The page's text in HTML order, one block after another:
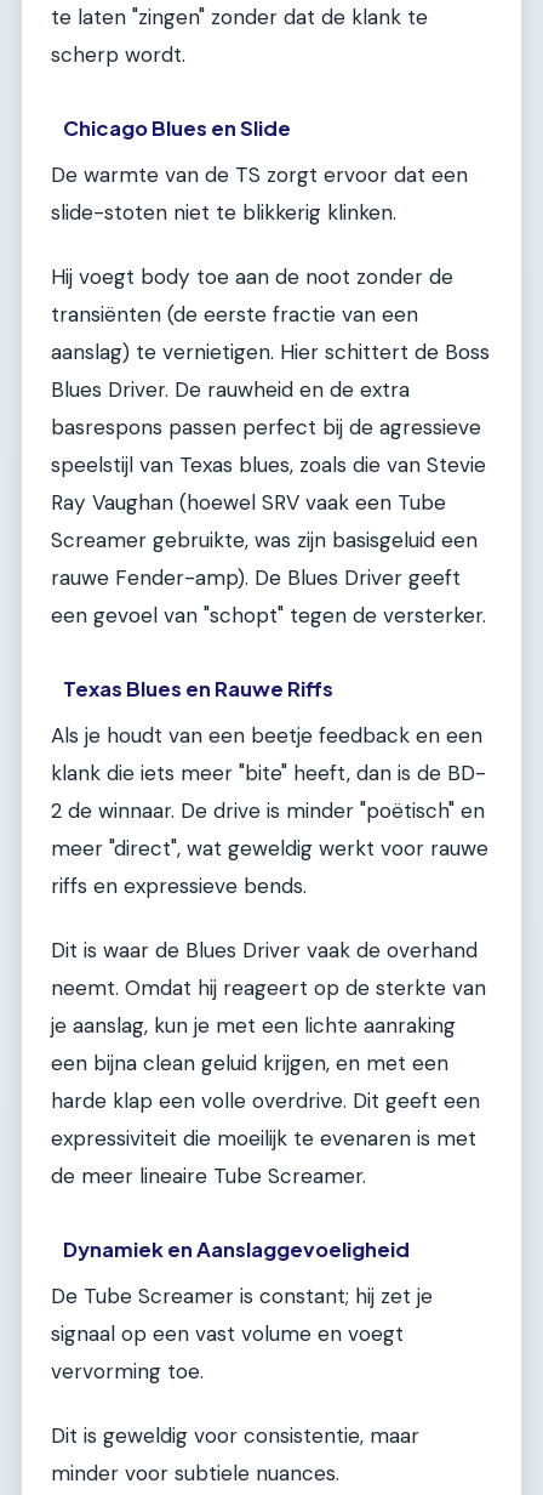
te laten "zingen" zonder dat de klank te
scherp wordt.
Chicago Blues en Slide
De warmte van de TS zorgt ervoor dat een
slide-stoten niet te blikkerig klinken.
Hij voegt body toe aan de noot zonder de
transiënten (de eerste fractie van een
aanslag) te vernietigen. Hier schittert de Boss
Blues Driver. De rauwheid en de extra
basrespons passen perfect bij de agressieve
speelstijl van Texas blues, zoals die van Stevie
Ray Vaughan (hoewel SRV vaak een Tube
Screamer gebruikte, was zijn basisgeluid een
rauwe Fender-amp). De Blues Driver geeft
een gevoel van "schopt" tegen de versterker.
Texas Blues en Rauwe Riffs
Als je houdt van een beetje feedback en een
klank die iets meer "bite" heeft, dan is de BD-
2 de winnaar. De drive is minder "poëtisch" en
meer "direct", wat geweldig werkt voor rauwe
riffs en expressieve bends.
Dit is waar de Blues Driver vaak de overhand
neemt. Omdat hij reageert op de sterkte van
je aanslag, kun je met een lichte aanraking
een bijna clean geluid krijgen, en met een
harde klap een volle overdrive. Dit geeft een
expressiviteit die moeilijk te evenaren is met
de meer lineaire Tube Screamer.
Dynamiek en Aanslaggevoeligheid
De Tube Screamer is constant; hij zet je
signaal op een vast volume en voegt
vervorming toe.
Dit is geweldig voor consistentie, maar
minder voor subtiele nuances.